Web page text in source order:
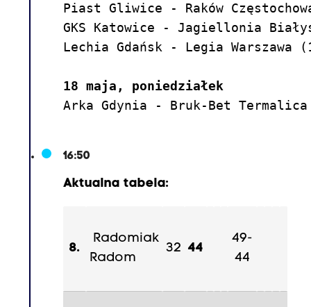
Piast Gliwice - Raków
GKS Katowice - Jagiellonia
Lechia Gdańsk - Legia Warszawa
18 maja, poniedziałek
Arka Gdynia - Bruk-Bet
16:50
Aktualna tabela:
8.
Radomiak
Radom
32 44
49-
44